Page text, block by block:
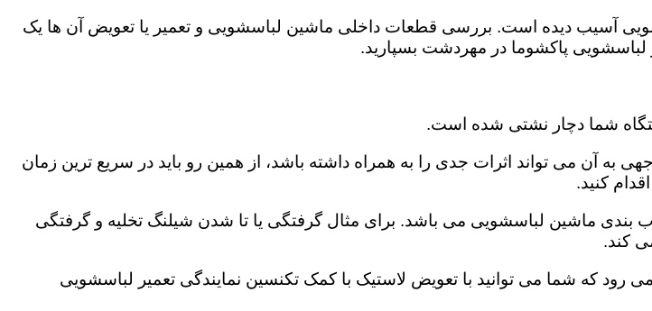
آسیب دیده است‌. بررسی قطعات داخلی ماشین لباسشویی و تعمیر یا تعویض آن ها یک
لباسشویی پاکشوما در مهردشت بسپارید.
شما دچار نشتی شده است‌.
آن می تواند اثرات جدی را به همراه داشته باشد، از همین رو باید در سریع ترین زمان
کنید.
بندی ماشین لباسشویی می باشد. برای مثال گرفتگی یا تا شدن شیلنگ تخلیه و گرفتگی
کند‌‌.
که شما می توانید با تعویض لاستیک با کمک تکنسین نمایندگی تعمیر لباسشویی